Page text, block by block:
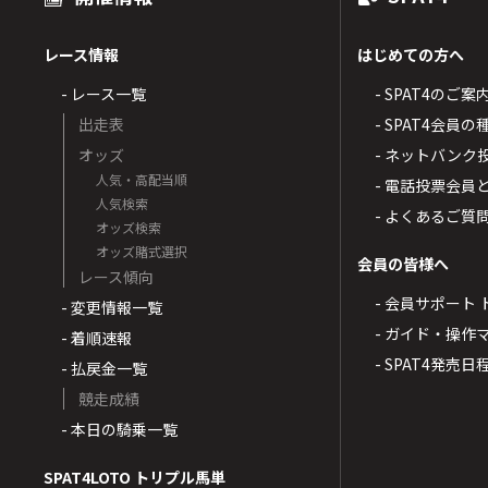
レース情報
- レース一覧
出走表
オッズ
人気・高配当順
人気検索
オッズ検索
オッズ賭式選択
レース傾向
- 変更情報一覧
- 着順速報
- 払戻金一覧
競走成績
- 本日の騎乗一覧
SPAT4LOTO トリプル馬単
はじめての方へ
- SPAT4のご案
- SPAT4会員の
- ネットバンク
- 電話投票会員
- よくあるご質
会員の皆様へ
- 会員サポート
- ガイド・操作
- SPAT4発売日